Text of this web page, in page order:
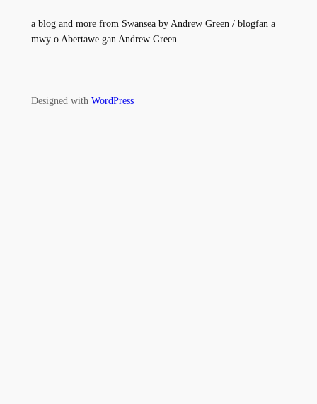
a blog and more from Swansea by Andrew Green / blogfan a
mwy o Abertawe gan Andrew Green
Designed with WordPress